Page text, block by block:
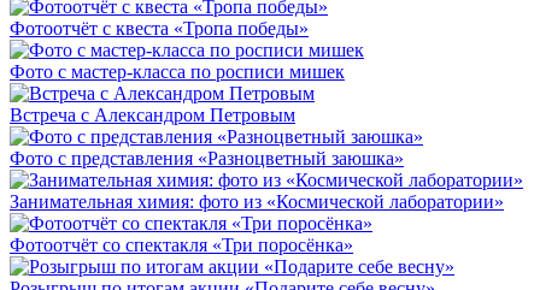
Фотоотчёт с квеста «Тропа победы»
Фото с мастер-класса по росписи мишек
Встреча с Александром Петровым
Фото с представления «Разноцветный заюшка»
Занимательная химия: фото из «Космической лаборатории»
Фотоотчёт со спектакля «Три поросёнка»